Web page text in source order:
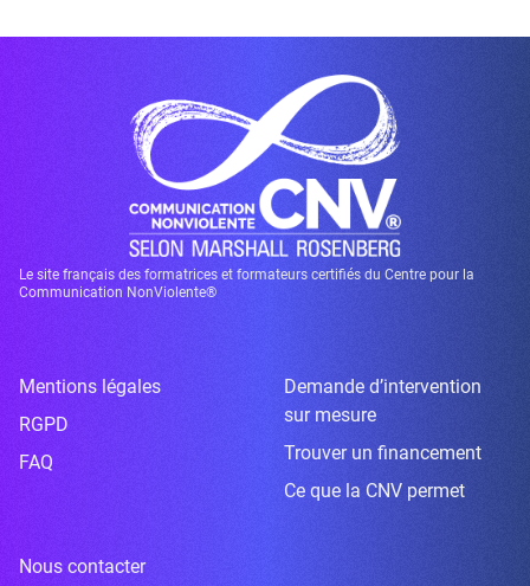
Le site français des formatrices et formateurs certifiés du Centre pour la
Communication NonViolente®
Mentions légales
RGPD
FAQ
Demande d’intervention
sur mesure
Trouver un financement
Ce que la CNV permet
Nous contacter